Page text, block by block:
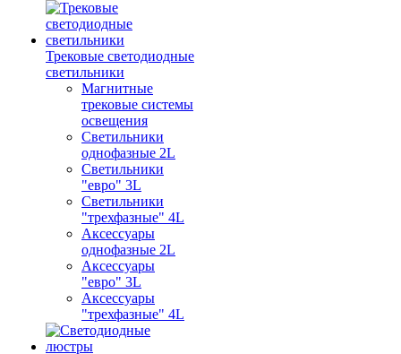
Трековые светодиодные
светильники
Магнитные
трековые системы
освещения
Светильники
однофазные 2L
Светильники
"евро" 3L
Светильники
"трехфазные" 4L
Аксессуары
однофазные 2L
Аксессуары
"евро" 3L
Аксессуары
"трехфазные" 4L